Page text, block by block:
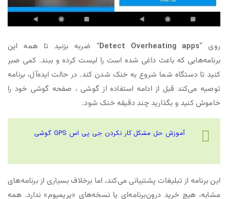
روی “Detect Overheating apps” ضربه بزنید تا همه این
برنامه‌هایی که باعث داغی شده است را لیست کرده و ببند. کمی صبر
کنید تا دستگاه شما شروع به خنک شدن کند. در حالت ایده‌آل، برنامه
توصیه می‌کند قبل از ادامه استفاده از گوشی ، صفحه گوشی خود را
خاموش کنید و بگذارید چند دقیقه خنک شود.
آموزش حل مشکل کار نکردن جی پی اس GPS گوشی
این برنامه از تبلیغات پشتیبانی می‌کند، اما برخلاف بسیاری از برنامه‌های
مشابه، هیچ خرید درون‌برنامه‌ای یا نسخه‌های «پریمیوم» ندارد. همه